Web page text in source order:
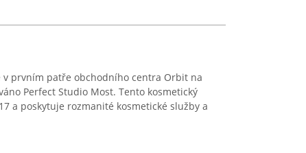
v prvním patře obchodního centra Orbit na
Perfect Studio Most. Tento kosmetický
a poskytuje rozmanité kosmetické služby a